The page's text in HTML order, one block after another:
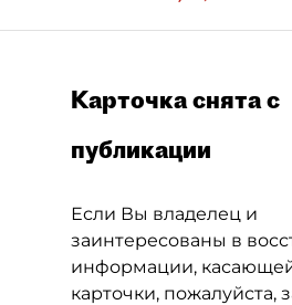
Карточка снята с
публикации
Если Вы владелец и
заинтересованы в
информации,
карточки, пожалуйста,